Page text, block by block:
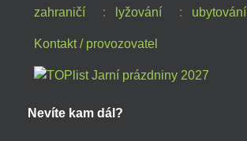
zahraničí : lyžování : ubytování
Kontakt / provozovatel
Nevíte kam dál?